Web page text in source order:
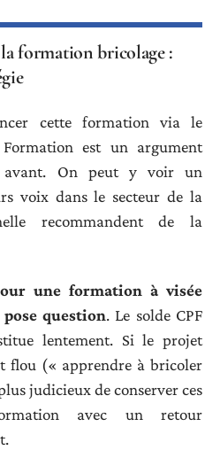
formation bricolage :
cette formation via le
est un argument
avant. On peut y voir un
voix dans le secteur de la
recommandent de la
une formation à visée
question. Le solde CPF
lentement. Si le projet
flou (« apprendre à bricoler
judicieux de conserver ces
avec un retour